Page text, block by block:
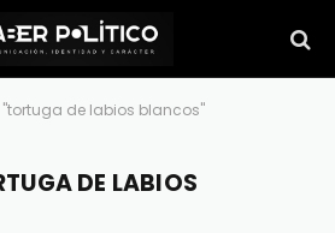
"tortuga de labios blancos"
DE LABIOS